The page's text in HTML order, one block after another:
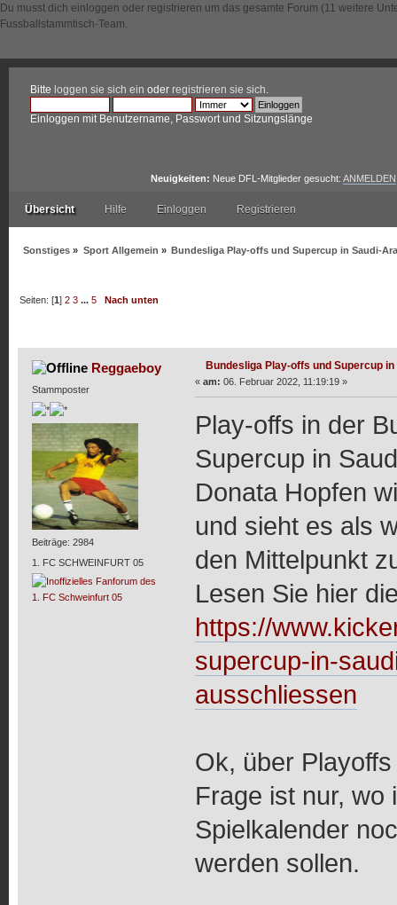
Du musst dich einloggen oder registrieren um das gesamte Forum (11 weitere
Fussballstammtisch-Team.
Bitte loggen sie sich ein oder registrieren sie sich
Einloggen mit Benutzername, Passwort und Sitzungslänge
Neuigkeiten: Neue DFL-Mitglieder gesucht: ANMELDEN
Übersicht Hilfe Einloggen Registrieren
Sonstiges » Sport Allgemein » Bundesliga Play-offs und Supercup in Saudi-
Seiten: [1]2 3 ...5 Nach unten
Reggaeboy
Stammposter
Beiträge: 2984
1. FC SCHWEINFURT 05
Bundesliga Play-offs und Supercup
« am: 06. Februar 2022, 11:19:19 »
Play-offs in der
Supercup in
Donata Hopfen
und sieht es als
den Mittelpunkt
Lesen Sie hier
https://
supercup-in-
ausschliessen
Ok, über
Frage ist nur, wo
Spielkalender
werden sollen.